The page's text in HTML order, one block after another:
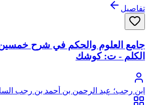
تفاصيل
جامع العلوم والحكم في شرح
الكلم - ت: كوشك
ابن رجب؛ عبد الرحمن بن أحمد بن رجب
الدمشقي، أبو الفرج، زين الدين